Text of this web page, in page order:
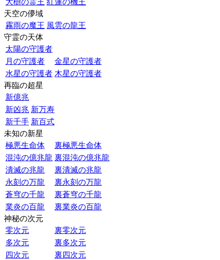
大樹の霊王 紅蓮の機王
天空の儚域
霧雨の魔王 風雲の龍王
守霊の天体
太陽の守護者
月の守護者
金星の守護者
水星の守護者 木星の守護者
再臨の超星
新億兆
新凶兆 新万寿
新千手 新百式
未知の新星
極悪生命体
裏極悪生命体
混沌の億兆龍 裏混沌の億兆龍
潰滅の兆龍
裏潰滅の兆龍
永刻の万龍
裏永刻の万龍
蒼穹の千龍
裏蒼穹の千龍
業炎の百龍
裏業炎の百龍
神秘の次元
零次元
裏零次元
多次元
裏多次元
四次元
裏四次元